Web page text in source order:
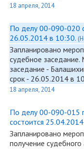
18 апреля, 2014
По делу 00-090-020
26.05.2014 в 10:30.
Запланировано
судебное
заседание -
срок - 26.05.2014 в
18 апреля, 2014
По делу 00-090-015
состоится
Запланировано
получение